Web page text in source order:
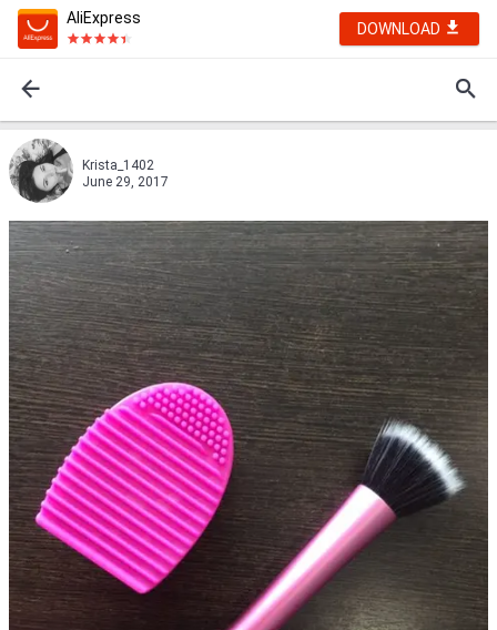
AliExpress
DOWNLOAD
Krista_1402
June 29, 2017